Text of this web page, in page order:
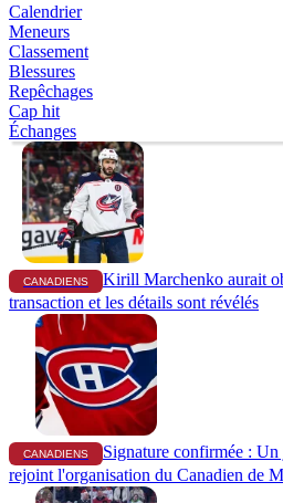
Calendrier
Meneurs
Classement
Blessures
Repêchages
Cap hit
Échanges
CANADIENS
Kirill Marchenko aurait
transaction et les détails sont révélés
CANADIENS
Signature confirmée : Un
rejoint l'organisation du Canadien de